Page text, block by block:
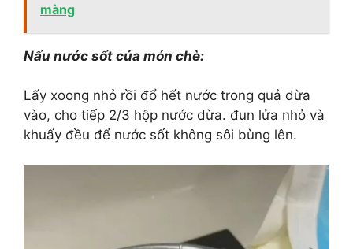
màng
Nấu nước sốt của món chè:
Lấy xoong nhỏ rồi đổ hết nước trong quả dừa
vào, cho tiếp 2/3 hộp nước dừa. đun lửa nhỏ và
khuấy đều để nước sốt không sôi bùng lên.